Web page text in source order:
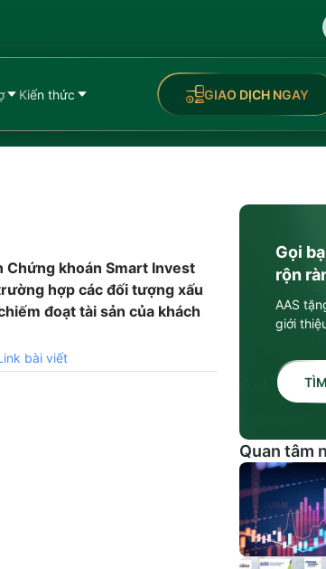
Kiến thức GIAO DỊCH NGAY
Chứng khoán Smart Invest
hợp các đối tượng xấu
đoạt tài sản của khách
bài viết
Gọi
rộn
AAS
giới
Quan tâm